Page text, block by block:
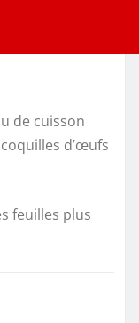
de cuisson
d’œufs
feuilles plus